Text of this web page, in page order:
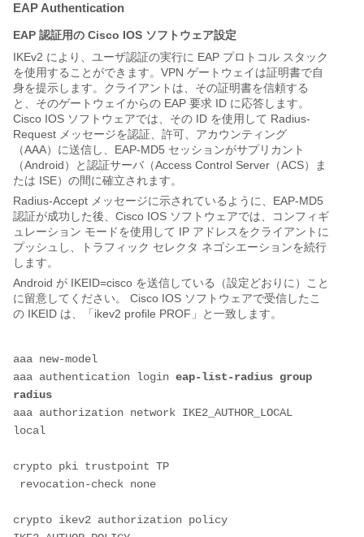
EAP Authentication
EAP 認証用の Cisco IOS ソフトウェア設定
IKEv2 により、ユーザ認証の実行に EAP プロトコル スタック
を使用することができます。VPN ゲートウェイは証明書で自
身を提示します。クライアントは、その証明書を信頼する
と、そのゲートウェイからの EAP 要求 ID に応答します。
Cisco IOS ソフトウェアでは、その ID を使用して Radius-
Request メッセージを認証、許可、アカウンティング
（AAA）に送信し、EAP-MD5 セッションがサプリカント
（Android）と認証サーバ（Access Control Server（ACS）ま
たは ISE）の間に確立されます。
Radius-Accept メッセージに示されているように、EAP-MD5
認証が成功した後、Cisco IOS ソフトウェアでは、コンフィギ
ュレーション モードを使用して IP アドレスをクライアントに
プッシュし、トラフィック セレクタ ネゴシエーションを続行
します。
Android が IKEID=cisco を送信している（設定どおりに）こと
に留意してください。 Cisco IOS ソフトウェアで受信したこ
の IKEID は、「ikev2 profile PROF」と一致します。
aaa new-model
aaa authentication login eap-list-radius group
radius
aaa authorization network IKE2_AUTHOR_LOCAL
local
crypto pki trustpoint TP
revocation-check none
crypto ikev2 authorization policy